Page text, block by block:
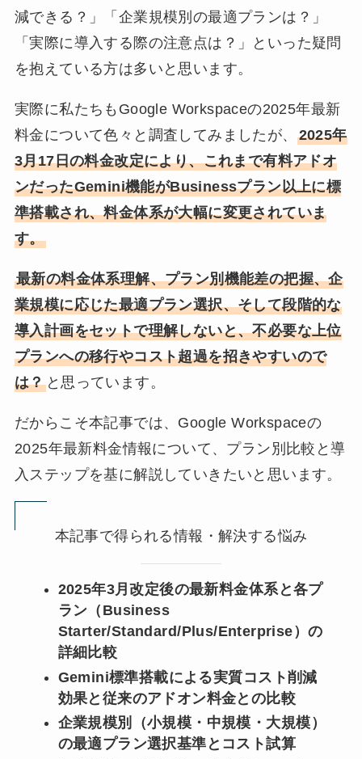
減できる？」「企業規模別の最適プランは？」
「実際に導入する際の注意点は？」といった疑問
を抱えている方は多いと思います。
実際に私たちもGoogle Workspaceの2025年最新
料金について色々と調査してみましたが、 2025年
3月17日の料金改定により、これまで有料アドオ
ンだったGemini機能がBusinessプラン以上に標
準搭載され、料金体系が大幅に変更されていま
す。
最新の料金体系理解、プラン別機能差の把握、企
業規模に応じた最適プラン選択、そして段階的な
導入計画をセットで理解しないと、不必要な上位
プランへの移行やコスト超過を招きやすいので
は？と思っています。
だからこそ本記事では、Google Workspaceの
2025年最新料金情報について、プラン別比較と導
入ステップを基に解説していきたいと思います。
本記事で得られる情報・解決する悩み
2025年3月改定後の最新料金体系と各プ
ラン（Business
Starter/Standard/Plus/Enterprise）の
詳細比較
Gemini標準搭載による実質コスト削減
効果と従来のアドオン料金との比較
企業規模別（小規模・中規模・大規模）
の最適プラン選択基準とコスト試算